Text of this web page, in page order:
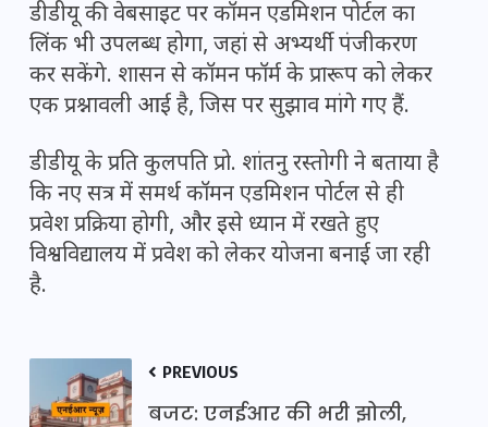
डीडीयू की वेबसाइट पर कॉमन एडमिशन पोर्टल का
लिंक भी उपलब्ध होगा, जहां से अभ्यर्थी पंजीकरण
कर सकेंगे. शासन से कॉमन फॉर्म के प्रारूप को लेकर
एक प्रश्नावली आई है, जिस पर सुझाव मांगे गए हैं.
डीडीयू के प्रति कुलपति प्रो. शांतनु रस्तोगी ने बताया है
कि नए सत्र में समर्थ कॉमन एडमिशन पोर्टल से ही
प्रवेश प्रक्रिया होगी, और इसे ध्यान में रखते हुए
विश्वविद्यालय में प्रवेश को लेकर योजना बनाई जा रही
है.
PREVIOUS
बजट: एनईआर की भरी झोली,